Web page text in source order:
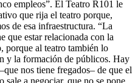
empleos”. El Teatro R101 le
que rija el teatro porque,
de esa infraestructura. “La
que estar relacionada con la
porque al teatro también lo
y la formación de públicos. Hay
nos tiene fregados– de que el
sale a negociar, que no se pone